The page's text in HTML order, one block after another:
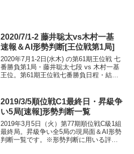
2020/7/1-2 藤井聡太vs木村一基
速報＆AI形勢判断[王位戦第1局]
2020年7月1-2日(水木) の第61期王位戦 七
番勝負第1局・藤井聡太七段 vs 木村一基
王位。第61期王位戦七番勝負日程・結果
予想17:40頃確認まで藤井七段...
2019/3/5順位戦C1最終日・昇級争
い5局[速報]形勢判断一覧
2019年3月5日（火）第77期順位戦C級1組
最終局。昇級争い全5局の現局面＆AI形勢
判断一覧です。※形勢判断に用いる評価